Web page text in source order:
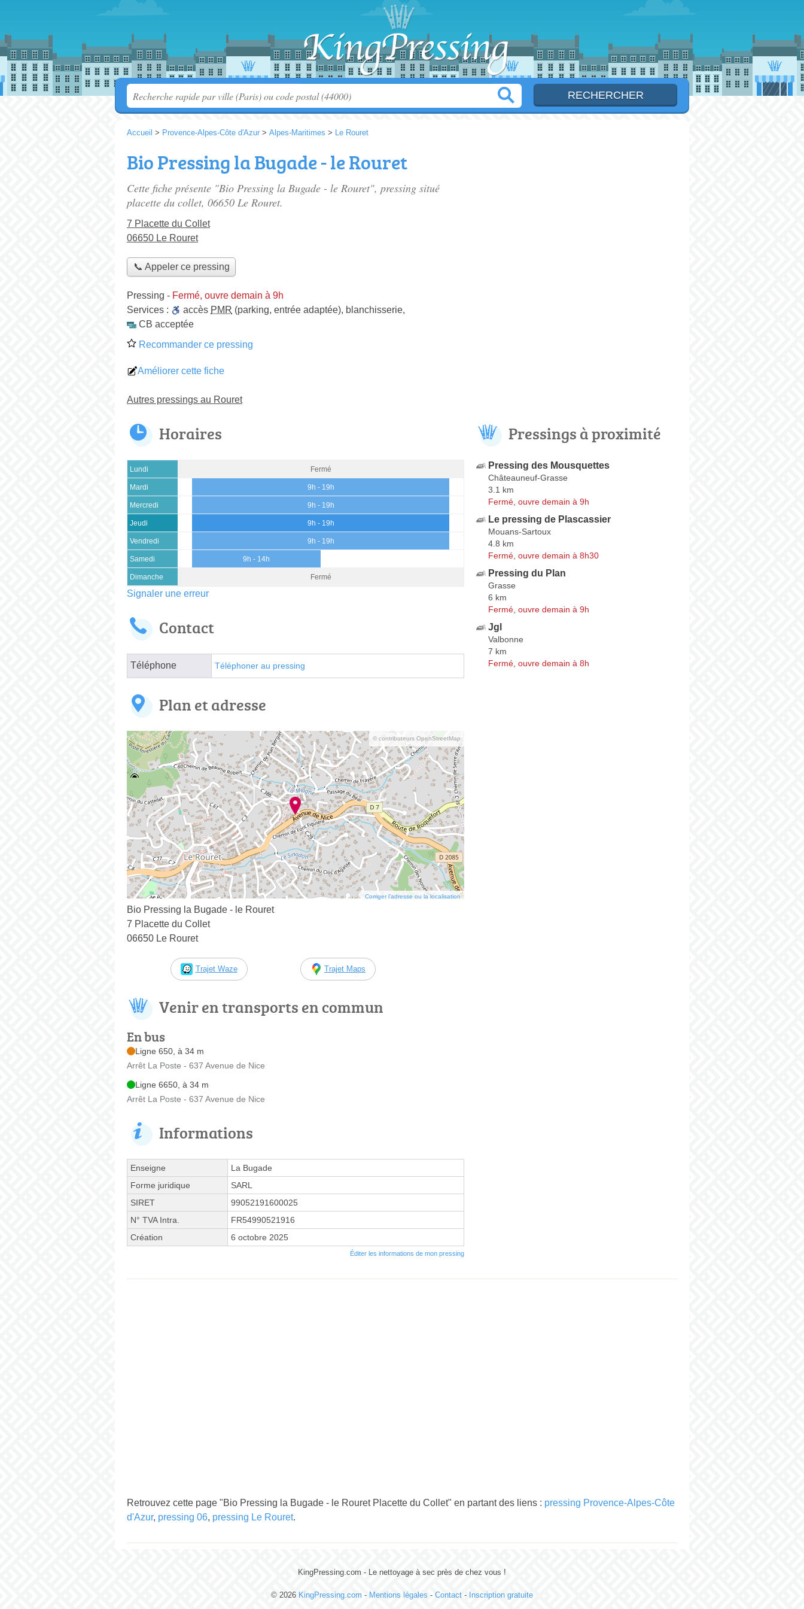
Accueil > Provence-Alpes-Côte d'Azur > Alpes-Maritimes > Le Rouret
Bio Pressing la Bugade - le Rouret
Cette fiche présente "Bio Pressing la Bugade - le Rouret", pressing situé
placette du collet, 06650 Le Rouret.
7 Placette du Collet
06650 Le Rouret
📞 Appeler ce pressing
Pressing - Fermé, ouvre demain à 9h
Services :
accès PMR (parking, entrée adaptée), blanchisserie,
CB acceptée
Recommander ce pressing
Améliorer cette fiche
Autres pressings au Rouret
Horaires
Lundi Fermé
Mardi 9h - 19h
Mercredi 9h - 19h
Jeudi 9h - 19h
Vendredi 9h - 19h
Samedi 9h - 14h
Dimanche Fermé
Signaler une erreur
Contact
Téléphone Téléphoner au pressing
Plan et adresse
© contributeurs OpenStreetMap
Corriger l’adresse ou la localisation
Bio Pressing la Bugade - le Rouret
7 Placette du Collet
06650 Le Rouret
Trajet Waze Trajet Maps
Venir en transports en commun
En bus
Ligne 650, à 34 m
Arrêt La Poste - 637 Avenue de Nice
Ligne 6650, à 34 m
Arrêt La Poste - 637 Avenue de Nice
Informations
Enseigne
La Bugade
Forme juridique
SARL
SIRET
99052191600025
N° TVA Intra.
FR54990521916
Création
6 octobre 2025
Éditer les informations de mon pressing
Pressings à proximité
Pressing des Mousquettes
Châteauneuf-Grasse
3.1 km
Fermé, ouvre demain à 9h
Le pressing de Plascassier
Mouans-Sartoux
4.8 km
Fermé, ouvre demain à 8h30
Pressing du Plan
Grasse
6 km
Fermé, ouvre demain à 9h
Jgl
Valbonne
7 km
Fermé, ouvre demain à 8h
Retrouvez cette page "Bio Pressing la Bugade - le Rouret Placette du Collet" en partant des liens : pressing Provence-Alpes-Côte
d'Azur, pressing 06, pressing Le Rouret.
KingPressing.com - Le nettoyage à sec près de chez vous !
© 2026 KingPressing.com - Mentions légales - Contact - Inscription gratuite